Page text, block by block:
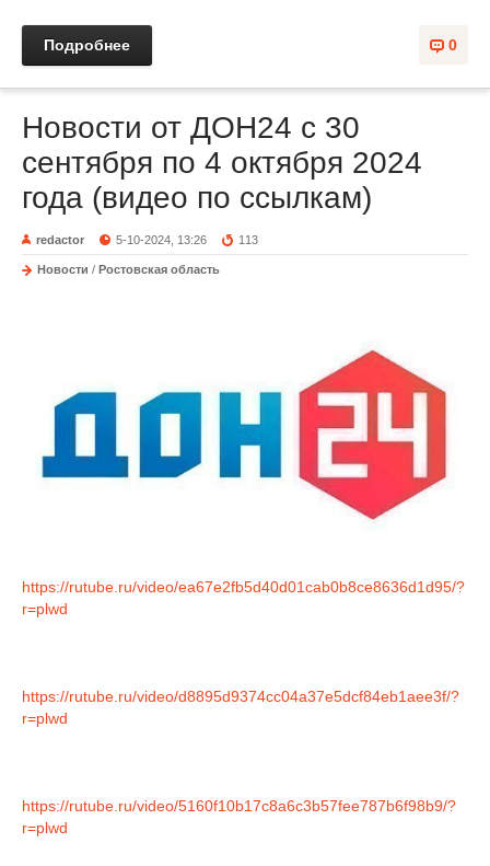
0
Подробнее
Новости от ДОН24 с 30
сентября по 4 октября 2024
года (видео по ссылкам)
redactor 5-10-2024, 13:26 113
Новости / Ростовская область
https://rutube.ru/video/ea67e2fb5d40d01cab0b8ce8636d1d95/?
r=plwd
https://rutube.ru/video/d8895d9374cc04a37e5dcf84eb1aee3f/?
r=plwd
https://rutube.ru/video/5160f10b17c8a6c3b57fee787b6f98b9/?
r=plwd